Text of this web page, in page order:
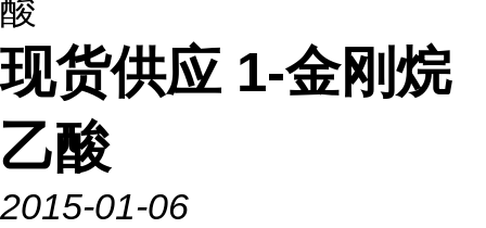
酸
现货供应 1-金刚烷
乙酸
2015-01-06